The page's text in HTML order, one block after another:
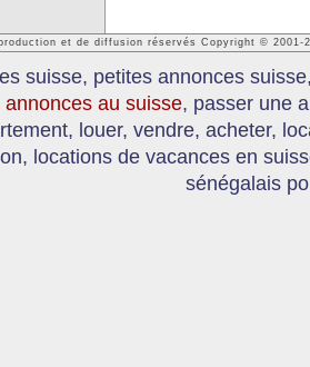
et de diffusion réservés Copyright © 2001-
suisse, petites annonces
annonces au suisse, passer une
louer, vendre, acheter,
locations de vacances en
sénégalais